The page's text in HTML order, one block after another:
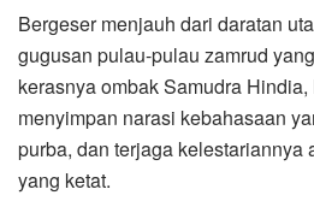
​Bergeser menjauh dari daratan
gugusan pulau-pulau zamrud
kerasnya ombak Samudra
menyimpan narasi kebahasaan
purba, dan terjaga kelestariannya
yang ketat.